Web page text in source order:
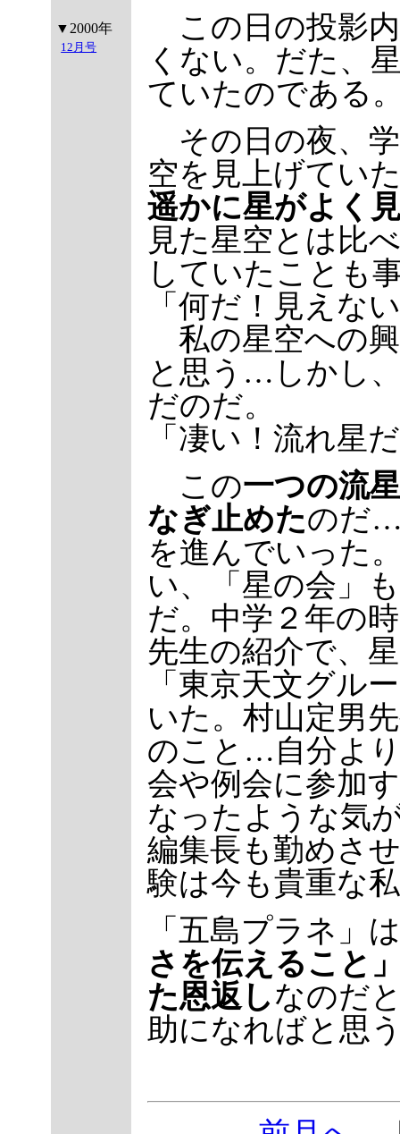
▼2000年
12月号
この日の投影
くない。だた、
ていたのである
その日の夜、
空を見上げてい
遥かに星がよく
見た星空とは比
していたことも
「何だ！見えな
私の星空への
と思う…しかし
だのだ。
「凄い！流れ星
この一つの流
なぎ止めたのだ…
を進んでいった
い、「星の会」
だ。中学２年の
先生の紹介で、
「東京天文グル
いた。村山定男
のこと…自分よ
会や例会に参加
なったような気
編集長も勤めさ
験は今も貴重な
「五島プラネ」
さを伝えること
た恩返しなのだ
助になればと思